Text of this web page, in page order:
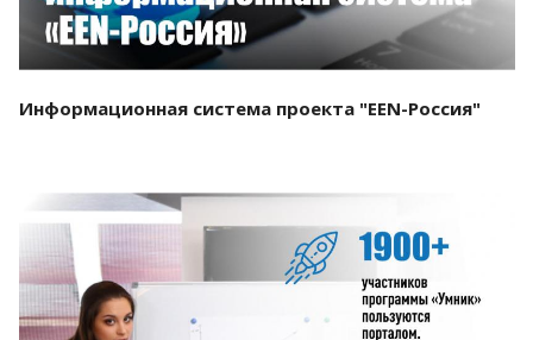
Информационная система проекта "EEN-Россия"